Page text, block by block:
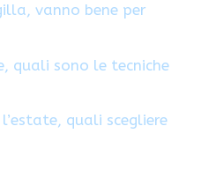
vanno bene per
quali sono le tecniche
quali scegliere